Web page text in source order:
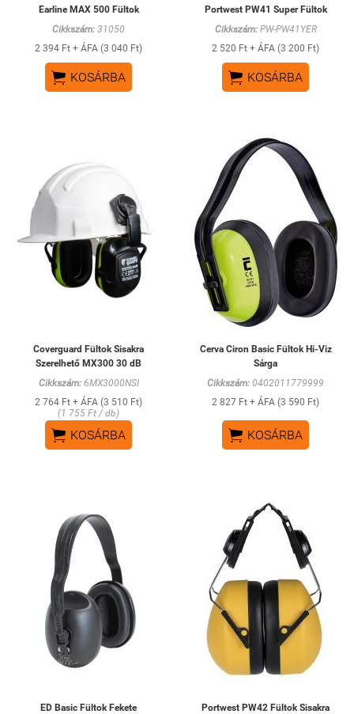
Earline MAX 500 Fültok
Cikkszám: 31050
2 394 Ft + ÁFA (3 040 Ft)
 KOSÁRBA
Portwest PW41 Super Fültok
Cikkszám:PW-PW41YER
2 520 Ft + ÁFA (3 200 Ft)
 KOSÁRBA
Coverguard Fültok Sisakra
Szerelhető MX300 30 dB
Cikkszám:6MX3000NSI
2 764 Ft + ÁFA (3 510 Ft)
(1 755 Ft / db)
 KOSÁRBA
Cerva Ciron Basic Fültok Hi-Viz
Sárga
Cikkszám: 0402011779999
2 827 Ft + ÁFA (3 590 Ft)
 KOSÁRBA
ED Basic Fültok Fekete
Portwest PW42 Fültok Sisakra